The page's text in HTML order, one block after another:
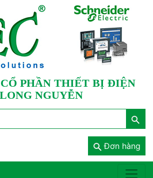
PHẦN THIẾT BỊ ĐIỆN
LONG NGUYỄN
Đơn hàng